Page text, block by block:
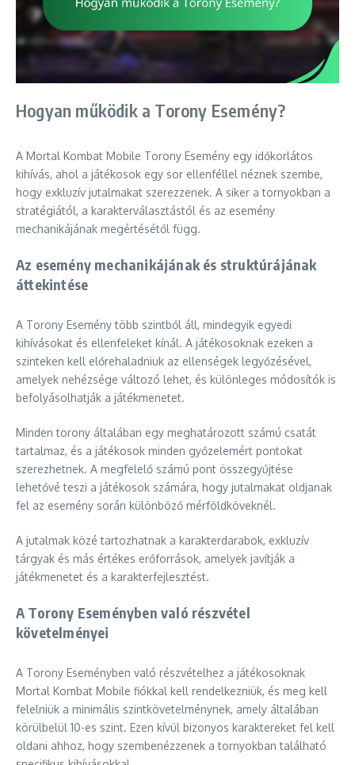
Hogyan működik a Torony Esemény?
A Mortal Kombat Mobile Torony Esemény egy időkorlátos
kihívás, ahol a játékosok egy sor ellenféllel néznek szembe,
hogy exkluzív jutalmakat szerezzenek. A siker a tornyokban a
stratégiától, a karakterválasztástól és az esemény
mechanikájának megértésétől függ.
Az esemény mechanikájának és struktúrájának
áttekintése
A Torony Esemény több szintből áll, mindegyik egyedi
kihívásokat és ellenfeleket kínál. A játékosoknak ezeken a
szinteken kell előrehaladniuk az ellenségek legyőzésével,
amelyek nehézsége változó lehet, és különleges módosítók is
befolyásolhatják a játékmenetet.
Minden torony általában egy meghatározott számú csatát
tartalmaz, és a játékosok minden győzelemért pontokat
szerezhetnek. A megfelelő számú pont összegyűjtése
lehetővé teszi a játékosok számára, hogy jutalmakat oldjanak
fel az esemény során különböző mérföldköveknél.
A jutalmak közé tartozhatnak a karakterdarabok, exkluzív
tárgyak és más értékes erőforrások, amelyek javítják a
játékmenetet és a karakterfejlesztést.
A Torony Eseményben való részvétel
követelményei
A Torony Eseményben való részvételhez a játékosoknak
Mortal Kombat Mobile fiókkal kell rendelkezniük, és meg kell
felelniük a minimális szintkövetelménynek, amely általában
körülbelül 10-es szint. Ezen kívül bizonyos karaktereket fel kell
oldani ahhoz, hogy szembenézzenek a tornyokban található